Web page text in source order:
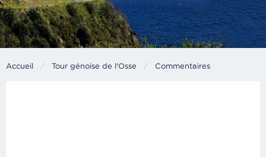
Accueil Tour génoise de l'Osse Current:
Commentaires